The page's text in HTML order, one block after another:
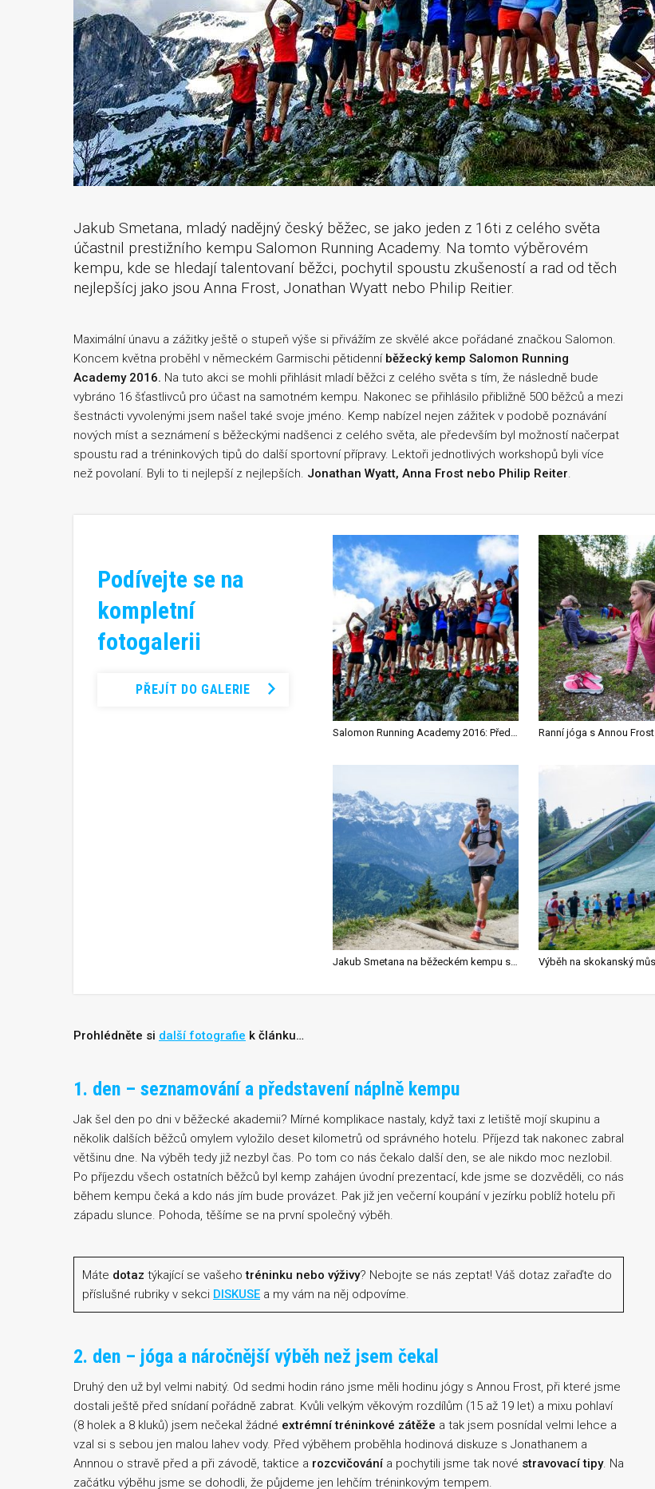
Jakub Smetana, mladý nadějný český běžec, se jako jeden z 16ti z celého světa
účastnil prestižního kempu Salomon Running Academy. Na tomto výběrovém
kempu, kde se hledají talentovaní běžci, pochytil spoustu zkušeností a rad od těch
nejlepšícj jako jsou Anna Frost, Jonathan Wyatt nebo Philip Reitier.
Maximální únavu a zážitky ještě o stupeň výše si přivážím ze skvělé akce pořádané značkou Salomon.
Koncem května proběhl v německém Garmischi pětidenní běžecký kemp Salomon Running
Academy 2016. Na tuto akci se mohli přihlásit mladí běžci z celého světa s tím, že následně bude
vybráno 16 šťastlivců pro účast na samotném kempu. Nakonec se přihlásilo přibližně 500 běžců a mezi
šestnácti vyvolenými jsem našel také svoje jméno. Kemp nabízel nejen zážitek v podobě poznávání
nových míst a seznámení s běžeckými nadšenci z celého světa, ale především byl možností načerpat
spoustu rad a tréninkových tipů do další sportovní přípravy. Lektoři jednotlivých workshopů byli více
než povolaní. Byli to ti nejlepší z nejlepších. Jonathan Wyatt, Anna Frost nebo Philip Reiter.
Podívejte se na
kompletní
fotogalerii
PŘEJÍT DO GALERIE
Ranní jóga s Annou Frost
Jakub Smetana na běžeckém kempu salomon Running Academy
Prohlédněte si další fotografie k článku…
1. den – seznamování a představení náplně kempu
Jak šel den po dni v běžecké akademii? Mírné komplikace nastaly, když taxi z letiště mojí skupinu a
několik dalších běžců omylem vyložilo deset kilometrů od správného hotelu. Příjezd tak nakonec zabral
většinu dne. Na výběh tedy již nezbyl čas. Po tom co nás čekalo další den, se ale nikdo moc nezlobil.
Po příjezdu všech ostatních běžců byl kemp zahájen úvodní prezentací, kde jsme se dozvěděli, co nás
během kempu čeká a kdo nás jím bude provázet. Pak již jen večerní koupání v jezírku poblíž hotelu při
západu slunce. Pohoda, těšíme se na první společný výběh.
Máte dotaz týkající se vašehotréninku nebo výživy? Nebojte se nás zeptat! Váš dotaz zařaďte do
příslušné rubriky v sekci DISKUSE a my vám na něj odpovíme.
2. den – jóga a náročnější výběh než jsem čekal
Druhý den už byl velmi nabitý. Od sedmi hodin ráno jsme měli hodinu jógy s Annou Frost, při které jsme
dostali ještě před snídaní pořádně zabrat. Kvůli velkým věkovým rozdílům (15 až 19 let) a mixu pohlaví
(8 holek a 8 kluků) jsem nečekal žádné extrémní tréninkové zátěže a tak jsem posnídal velmi lehce a
vzal si s sebou jen malou lahev vody. Před výběhem proběhla hodinová diskuze s Jonathanem a
Annnou o stravě před a při závodě, taktice a rozcvičování a pochytili jsme tak nové stravovací tipy. Na
začátku výběhu jsme se dohodli, že půjdeme jen lehčím tréninkovým tempem.